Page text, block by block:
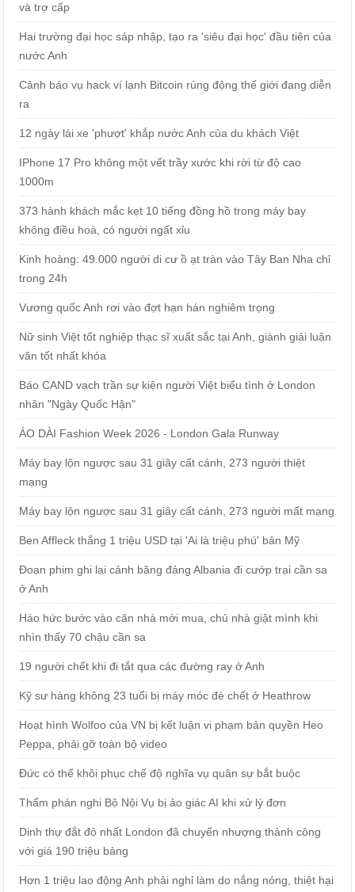
và trợ cấp
Hai trường đại học sáp nhập, tạo ra 'siêu đại học' đầu tiên của
nước Anh
Cảnh báo vụ hack ví lạnh Bitcoin rúng động thế giới đang diễn
ra
12 ngày lái xe 'phượt' khắp nước Anh của du khách Việt
IPhone 17 Pro không một vết trầy xước khi rời từ độ cao
1000m
373 hành khách mắc kẹt 10 tiếng đồng hồ trong máy bay
không điều hoà, có người ngất xỉu
Kinh hoàng: 49.000 người di cư ồ ạt tràn vào Tây Ban Nha chỉ
trong 24h
Vương quốc Anh rơi vào đợt hạn hán nghiêm trọng
Nữ sinh Việt tốt nghiệp thạc sĩ xuất sắc tại Anh, giành giải luận
văn tốt nhất khóa
Báo CAND vạch trần sự kiện người Việt biểu tình ở London
nhân "Ngày Quốc Hận"
ÁO DÀI Fashion Week 2026 - London Gala Runway
Máy bay lộn ngược sau 31 giây cất cánh, 273 người thiệt
mạng
Máy bay lộn ngược sau 31 giây cất cánh, 273 người mất mạng
Ben Affleck thắng 1 triệu USD tại 'Ai là triệu phú' bản Mỹ
Đoạn phim ghi lại cảnh băng đảng Albania đi cướp trại cần sa
ở Anh
Háo hức bước vào căn nhà mới mua, chủ nhà giật mình khi
nhìn thấy 70 chậu cần sa
19 người chết khi đi tắt qua các đường ray ở Anh
Kỹ sư hàng không 23 tuổi bị máy móc đè chết ở Heathrow
Hoạt hình Wolfoo của VN bị kết luận vi phạm bản quyền Heo
Peppa, phải gỡ toàn bộ video
Đức có thể khôi phục chế độ nghĩa vụ quân sự bắt buộc
Thẩm phán nghi Bộ Nội Vụ bị ảo giác AI khi xử lý đơn
Dinh thự đắt đỏ nhất London đã chuyển nhượng thành công
với giá 190 triệu bảng
Hơn 1 triệu lao động Anh phải nghỉ làm do nắng nóng, thiệt hại